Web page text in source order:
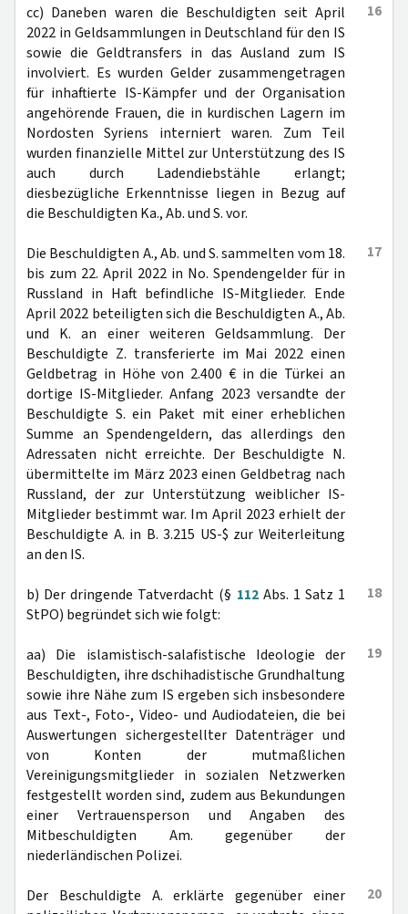
16
cc) Daneben waren die Beschuldigten seit April
2022 in Geldsammlungen in Deutschland für den IS
sowie die Geldtransfers in das Ausland zum IS
involviert. Es wurden Gelder zusammengetragen
für inhaftierte IS-Kämpfer und der Organisation
angehörende Frauen, die in kurdischen Lagern im
Nordosten Syriens interniert waren. Zum Teil
wurden finanzielle Mittel zur Unterstützung des IS
auch durch Ladendiebstähle erlangt;
diesbezügliche Erkenntnisse liegen in Bezug auf
die Beschuldigten Ka., Ab. und S. vor.
17
Die Beschuldigten A., Ab. und S. sammelten vom 18.
bis zum 22. April 2022 in No. Spendengelder für in
Russland in Haft befindliche IS-Mitglieder. Ende
April 2022 beteiligten sich die Beschuldigten A., Ab.
und K. an einer weiteren Geldsammlung. Der
Beschuldigte Z. transferierte im Mai 2022 einen
Geldbetrag in Höhe von 2.400 € in die Türkei an
dortige IS-Mitglieder. Anfang 2023 versandte der
Beschuldigte S. ein Paket mit einer erheblichen
Summe an Spendengeldern, das allerdings den
Adressaten nicht erreichte. Der Beschuldigte N.
übermittelte im März 2023 einen Geldbetrag nach
Russland, der zur Unterstützung weiblicher IS-
Mitglieder bestimmt war. Im April 2023 erhielt der
Beschuldigte A. in B. 3.215 US-$ zur Weiterleitung
an den IS.
18
b) Der dringende Tatverdacht (§ 112Abs. 1 Satz 1
StPO) begründet sich wie folgt:
19
aa) Die islamistisch-salafistische Ideologie der
Beschuldigten, ihre dschihadistische Grundhaltung
sowie ihre Nähe zum IS ergeben sich insbesondere
aus Text-, Foto-, Video- und Audiodateien, die bei
Auswertungen sichergestellter Datenträger und
von Konten der mutmaßlichen
Vereinigungsmitglieder in sozialen Netzwerken
festgestellt worden sind, zudem aus Bekundungen
einer Vertrauensperson und Angaben des
Mitbeschuldigten Am. gegenüber der
niederländischen Polizei.
20
Der Beschuldigte A. erklärte gegenüber einer